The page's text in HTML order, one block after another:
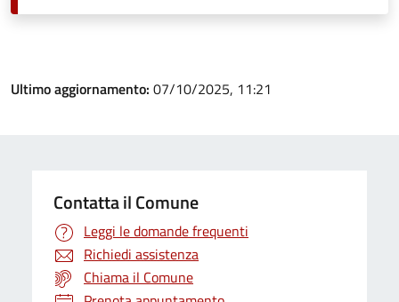
Ultimo aggiornamento: 07/10/2025, 11:21
Contatta il Comune
Leggi le domande frequenti
Richiedi assistenza
Chiama il Comune